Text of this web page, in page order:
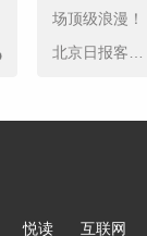
场顶级浪漫！
悦读 互联网